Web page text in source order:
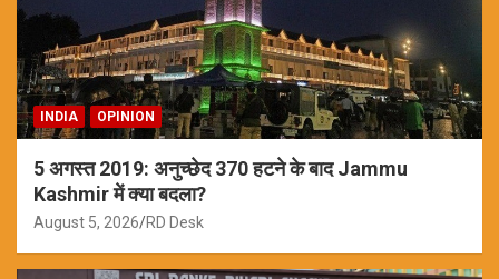
INDIA OPINION
5 अगस्त 2019: अनुच्छेद 370 हटने के बाद Jammu
Kashmir में क्या बदला?
August 5, 2026 RD Desk